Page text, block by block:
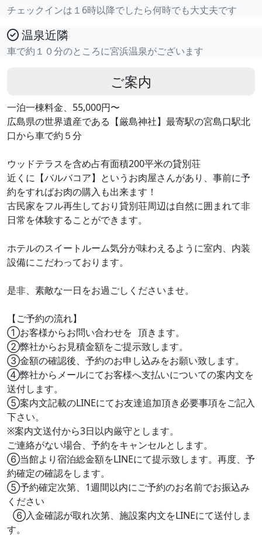
チェックインは１6時以降でしたら何時でも大丈夫です
温泉近隣
車で約１０分のところに宮浜温泉がございます
ご案内
一泊一棟料金、55,000円〜
広島県の世界遺産である【厳島神社】最寄駅の宮島口駅北
口から車で約５分
ウッドテラスを含め占有面積200平米の貸別荘
近くに【バルバコア】というお肉屋さんがあり、事前に予
約をすればお肉の購入も出来ます！
古民家をフル再生しており貸別荘周辺は自然に囲まれて非
日常を体験することができます。
ホテルのスイートルーム気分が味わえるように室内、内装
設備にこだわっております。
是非、素敵な一日をお過ごしくださいませ。
【ご予約の流れ】
①お客様からお問い合わせを 頂きます。
②弊社からお見積金額をご提示致します。
③金額の確認後、予約のお申し込みをお願い致します。
④弊社からメールにてお客様へ支払いについての案内文を
送付します。
⑤案内文記載のLINEにてお友達追加頂き必要事項をご記入
下さい。
※案内文送付から3日以内厳守とします。
ご連絡がない場合、予約をキャンセルとします。
⑥当館より宿泊総金額をLINEにて提示致します。再度、予
約確定の確認をします。
⑤予約確定次第、1週間以内にご予約のお名前でお振込み
ください
⑥入金確認が取れ次第、施設案内文をLINEにて送付しま
す。